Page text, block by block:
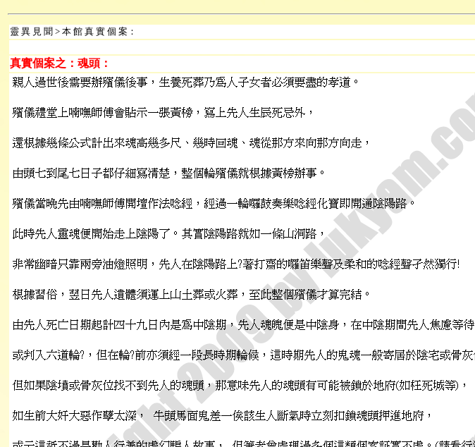
靈 異 見 聞 > 本 館 真 實 個 案：
真實個案之：魂頭：